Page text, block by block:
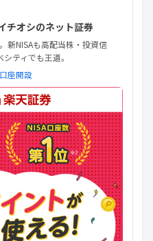
チオシのネット証券
新NISAも高配当株・投資信
ティでも王道。
座開設